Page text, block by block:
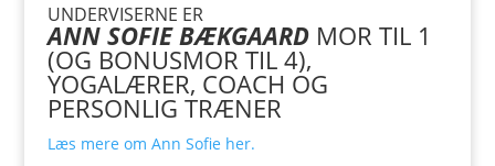
UNDERVISERNE ER
ANN SOFIE BÆKGAARD MOR TIL 1
(OG BONUSMOR TIL 4),
YOGALÆRER, COACH OG
PERSONLIG TRÆNER
Læs mere om Ann Sofie her.